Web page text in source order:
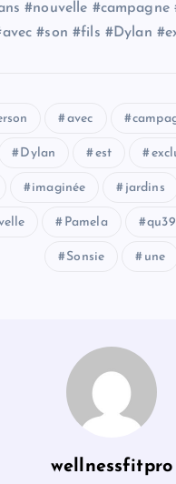
#nouvelle #campagne
#son #fils #Dylan
avec
Dylan est
imaginée jardins
Pamela
Sonsie une
wellnessfitpro